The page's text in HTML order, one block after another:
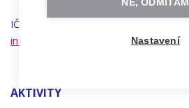
IČO 22834958 | DIČ CZ22834958
info@czechitas.cz
AKTIVITY
Nastavení